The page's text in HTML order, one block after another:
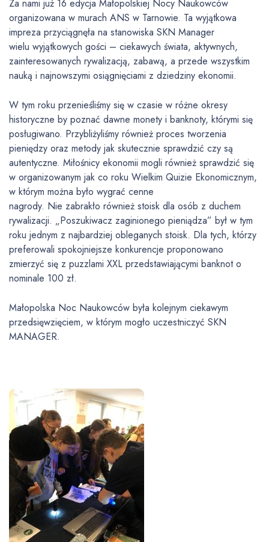
Za nami już 16 edycja Małopolskiej Nocy Naukowców
organizowana w murach ANS w Tarnowie. Ta wyjątkowa
impreza przyciągnęła na stanowiska SKN Manager
wielu wyjątkowych gości – ciekawych świata, aktywnych,
zainteresowanych rywalizacją, zabawą, a przede wszystkim
nauką i najnowszymi osiągnięciami z dziedziny ekonomii.
W tym roku przenieśliśmy się w czasie w różne okresy
historyczne by poznać dawne monety i banknoty, którymi się
posługiwano. Przybliżyliśmy również proces tworzenia
pieniędzy oraz metody jak skutecznie sprawdzić czy są
autentyczne. Miłośnicy ekonomii mogli również sprawdzić się
w organizowanym jak co roku Wielkim Quizie Ekonomicznym,
w którym można było wygrać cenne
nagrody. Nie zabrakło również stoisk dla osób z duchem
rywalizacji. „Poszukiwacz zaginionego pieniądza” był w tym
roku jednym z najbardziej obleganych stoisk. Dla tych, którzy
preferowali spokojniejsze konkurencje proponowano
zmierzyć się z puzzlami XXL przedstawiającymi banknot o
nominale 100 zł.
Małopolska Noc Naukowców była kolejnym ciekawym
przedsięwzięciem, w którym mogło uczestniczyć SKN
MANAGER.